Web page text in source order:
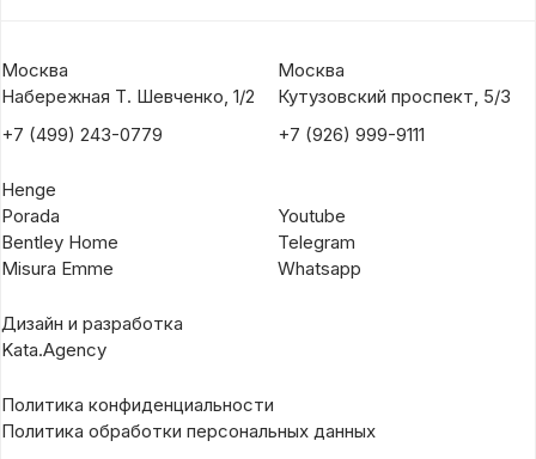
Москва
Набережная Т. Шевченко, 1/2
+7 (499) 243-0779
Москва
Кутузовский проспект, 5/3
+7 (926) 999-9111
Henge
Porada
Bentley Home
Misura Emme
Youtube
Telegram
Whatsapp
Дизайн и разработка
Kata.Agency
Политика конфиденциальности
Политика обработки персональных данных